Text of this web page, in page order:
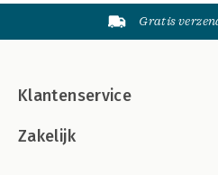
Gratis
Klantenservice
Zakelijk